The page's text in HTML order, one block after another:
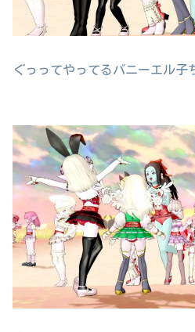
ぐっってやってるバニーエル